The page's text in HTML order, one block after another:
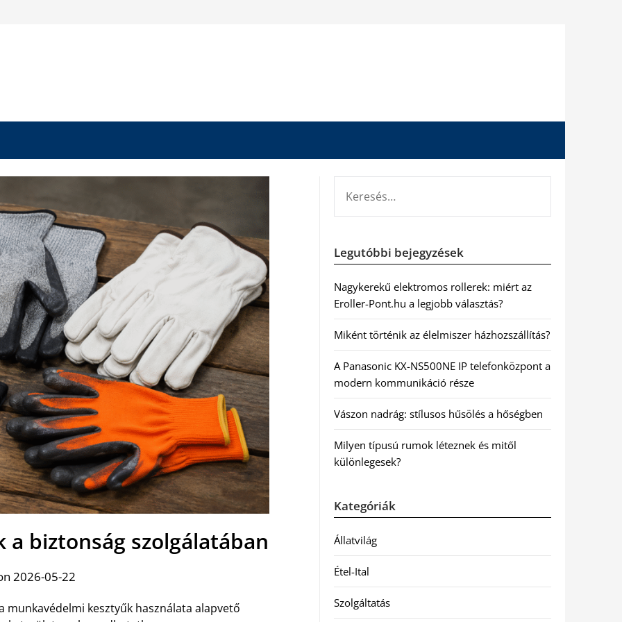
biztonság szolgálatában
2026-05-22
kesztyűk használata alapvető
Legutóbbi bejegyzések
Nagykerekű elektromos rollerek: miért az
Eroller-Pont.hu a legjobb választás?
Miként történik az élelmiszer házhozszállítás?
A Panasonic KX-NS500NE IP telefonközpont a
modern kommunikáció része
Vászon nadrág: stílusos hűsölés a hőségben
Milyen típusú rumok léteznek és mitől
különlegesek?
Kategóriák
Állatvilág
Étel-Ital
Szolgáltatás